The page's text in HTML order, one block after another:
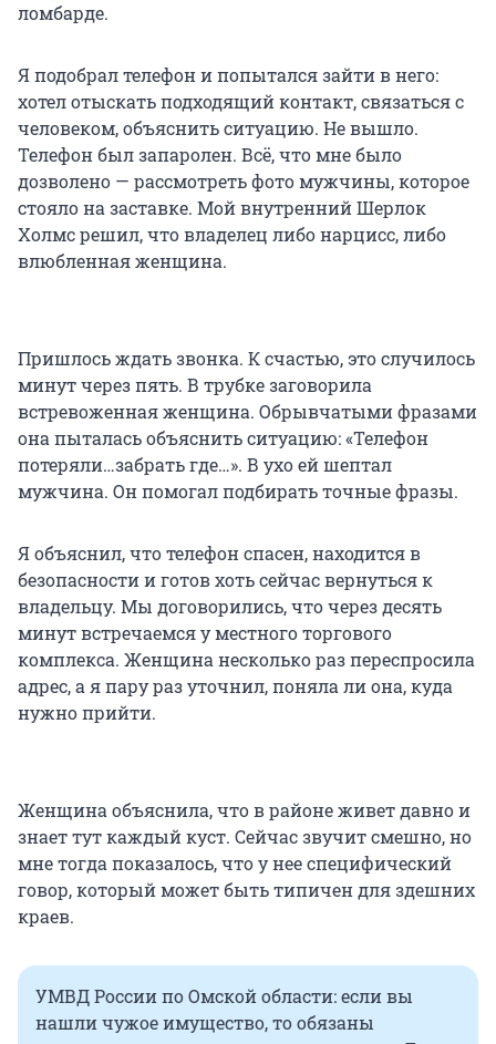
ломбарде.
Я подобрал телефон и попытался зайти в него:
хотел отыскать подходящий контакт, связаться с
человеком, объяснить ситуацию. Не вышло.
Телефон был запаролен. Всё, что мне было
дозволено — рассмотреть фото мужчины, которое
стояло на заставке. Мой внутренний Шерлок
Холмс решил, что владелец либо нарцисс, либо
влюбленная женщина.
Пришлось ждать звонка. К счастью, это случилось
минут через пять. В трубке заговорила
встревоженная женщина. Обрывчатыми фразами
она пыталась объяснить ситуацию: «Телефон
потеряли…забрать где…». В ухо ей шептал
мужчина. Он помогал подбирать точные фразы.
Я объяснил, что телефон спасен, находится в
безопасности и готов хоть сейчас вернуться к
владельцу. Мы договорились, что через десять
минут встречаемся у местного торгового
комплекса. Женщина несколько раз переспросила
адрес, а я пару раз уточнил, поняла ли она, куда
нужно прийти.
Женщина объяснила, что в районе живет давно и
знает тут каждый куст. Сейчас звучит смешно, но
мне тогда показалось, что у нее специфический
говор, который может быть типичен для здешних
краев.
УМВД России по Омской области: если вы
нашли чужое имущество, то обязаны